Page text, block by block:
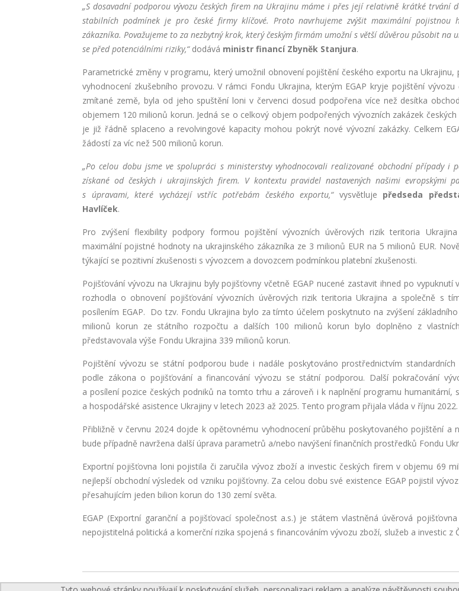
„S dosavadní podporou vývozu českých firem na Ukrajinu máme i přes její relativně krátké trvání
stabilních podmínek je pro české firmy klíčové. Proto navrhujeme zvýšit maximální pojistnou
zákazníka. Považujeme to za nezbytný krok, který českým firmám umožní s větší důvěrou působit
se před potenciálními riziky,“ dodává ministr financí Zbyněk Stanjura.
Parametrické změny v programu, který umožnil obnovení pojištění českého exportu na Ukrajinu,
vyhodnocení zkušebního provozu. V rámci Fondu Ukrajina, kterým EGAP kryje pojištění
zmítané země, byla od jeho spuštění loni v červenci dosud podpořena více než desítka
objemem 120 milionů korun. Jedná se o celkový objem podpořených vývozních zakázek
je již řádně splaceno a revolvingové kapacity mohou pokrýt nové vývozní zakázky. Celkem
žádostí za víc než 500 milionů korun.
„Po celou dobu jsme ve spolupráci s ministerstvy vyhodnocovali realizované obchodní případy i
získané od českých i ukrajinských firem. V kontextu pravidel nastavených našimi evropskými
s úpravami, které vycházejí vstříc potřebám českého exportu,“ vysvětluje předseda
Havlíček.
Pro zvýšení flexibility podpory formou pojištění vývozních úvěrových rizik teritoria
maximální pojistné hodnoty na ukrajinského zákazníka ze 3 milionů EUR na 5 milionů EUR.
týkající se pozitivní zkušenosti s vývozcem a dovozcem podmínkou platební zkušenosti.
Pojišťování vývozu na Ukrajinu byly pojišťovny včetně EGAP nucené zastavit ihned po vypuknutí
rozhodla o obnovení pojišťování vývozních úvěrových rizik teritoria Ukrajina a společně s
posílením EGAP. Do tzv. Fondu Ukrajina bylo za tímto účelem poskytnuto na zvýšení
milionů korun ze státního rozpočtu a dalších 100 milionů korun bylo doplněno z
představovala výše Fondu Ukrajina 339 milionů korun.
Pojištění vývozu se státní podporou bude i nadále poskytováno prostřednictvím standardních
podle zákona o pojišťování a financování vývozu se státní podporou. Další pokračování
a posílení pozice českých podniků na tomto trhu a zároveň i k naplnění programu humanitární,
a hospodářské asistence Ukrajiny v letech 2023 až 2025. Tento program přijala vláda v říjnu 2022.
Přibližně v červnu 2024 dojde k opětovnému vyhodnocení průběhu poskytovaného pojištění a
bude případně navržena další úprava parametrů a/nebo navýšení finančních prostředků Fondu
Exportní pojišťovna loni pojistila či zaručila vývoz zboží a investic českých firem v objemu 69
nejlepší obchodní výsledek od vzniku pojišťovny. Za celou dobu své existence EGAP pojistil
přesahujícím jeden bilion korun do 130 zemí světa.
EGAP (Exportní garanční a pojišťovací společnost a.s.) je státem vlastněná úvěrová
nepojistitelná politická a komerční rizika spojená s financováním vývozu zboží, služeb a investic z
Ministerstvo průmyslu a obchodu ČR